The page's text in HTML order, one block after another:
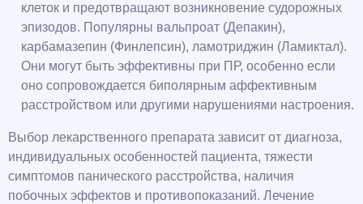
клеток и предотвращают возникновение судорожных
эпизодов. Популярны вальпроат (Депакин),
карбамазепин (Финлепсин), ламотриджин (Ламиктал).
Они могут быть эффективны при ПР, особенно если
оно сопровождается биполярным аффективным
расстройством или другими нарушениями настроения.
Выбор лекарственного препарата зависит от диагноза,
индивидуальных особенностей пациента, тяжести
симптомов панического расстройства, наличия
побочных эффектов и противопоказаний. Лечение